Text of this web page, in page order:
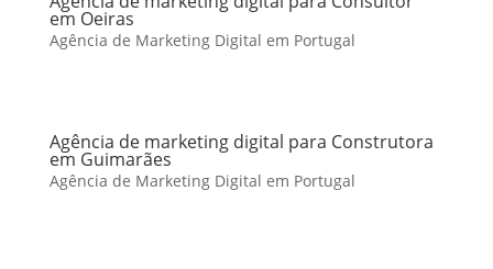
em Oeiras
Agência de Marketing Digital em Portugal
Agência de marketing digital para Construtora
em Guimarães
Agência de Marketing Digital em Portugal